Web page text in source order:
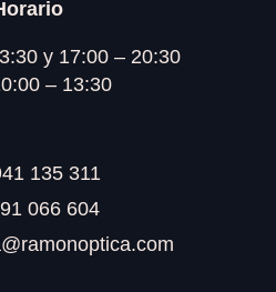
y 17:00 – 20:30
– 13:30
135 311
066 604